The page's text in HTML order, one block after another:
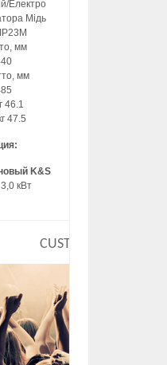
Електро
Мідь
мм
мм
46.1
47.5
K&S
кВт
CUSTOM HTML